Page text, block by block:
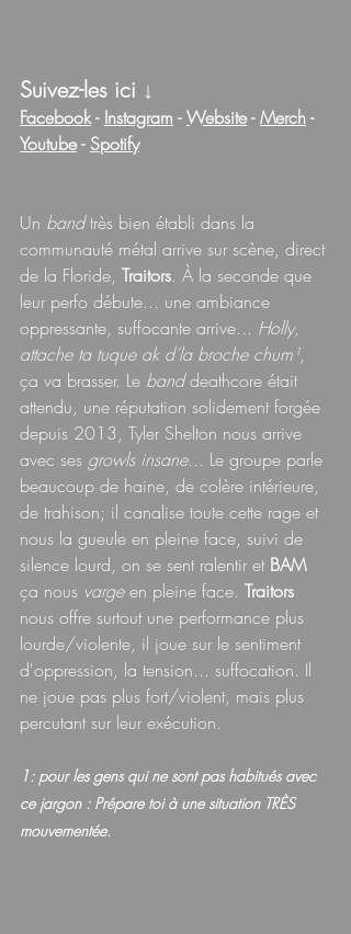
Suivez-les ici ↓
Facebook - Instagram - Website - Merch -
Youtube - Spotify
Un band très bien établi dans la
communauté métal arrive sur scène, direct
de la Floride, Traitors. À la seconde que
leur perfo débute... une ambiance
oppressante, suffocante arrive... Holly,
attache ta tuque ak d’la broche chum¹,
ça va brasser. Le band deathcore était
attendu, une réputation solidement forgée
depuis 2013, Tyler Shelton nous arrive
avec ses growls insane... Le groupe parle
beaucoup de haine, de colère intérieure,
de trahison; il canalise toute cette rage et
nous la gueule en pleine face, suivi de
silence lourd, on se sent ralentir et BAM
ça nous varge en pleine face. Traitors
nous offre surtout une performance plus
lourde/violente, il joue sur le sentiment
d'oppression, la tension... suffocation. Il
ne joue pas plus fort/violent, mais plus
percutant sur leur exécution.
1: pour les gens qui ne sont pas habitués avec
ce jargon : Prépare toi à une situation TRÈS
mouvementée.